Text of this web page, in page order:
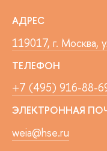
АДРЕС
119017, г. Москва,
ТЕЛЕФОН
+7 (495) 916-88-
ЭЛЕКТРОННАЯ
weia@hse.ru